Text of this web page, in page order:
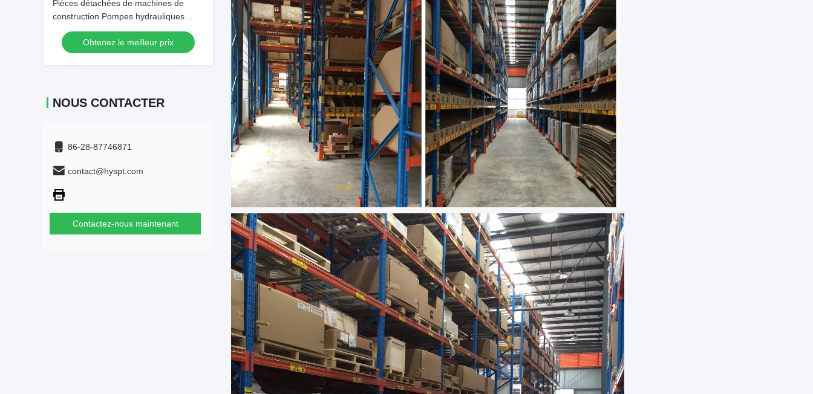
Pièces détachées de machines de
construction Pompes hydrauliques
14676708 pour excavatrice Volvo
EX950DObtenez le meilleur prix
NOUS CONTACTER
86-28-87746871
contact@hyspt.com
Contactez-nous maintenant